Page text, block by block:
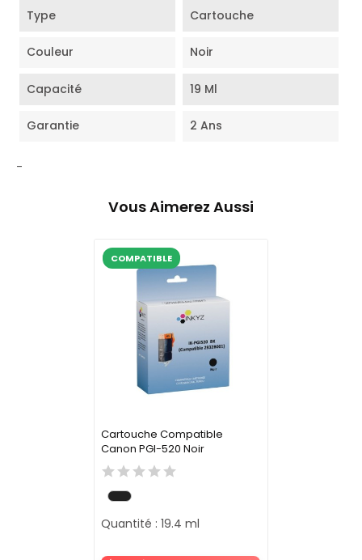
Type Cartouche
Couleur Noir
Capacité 19 Ml
Garantie 2 Ans
-
Vous Aimerez Aussi
COMPATIBLE
Cartouche Compatible
Canon PGI-520 Noir
Quantité : 19.4 ml